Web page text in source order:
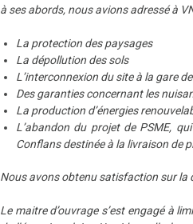
à ses abords, nous avions adressé à
La protection des paysages
La dépollution des sols
L’interconnexion du site à la gare
Des garanties concernant les
La production d’énergies
L’abandon du projet de PSME,
Conflans destinée à la livraison de
Nous avons obtenu satisfaction sur la
Le maitre d’ouvrage s’est engagé à